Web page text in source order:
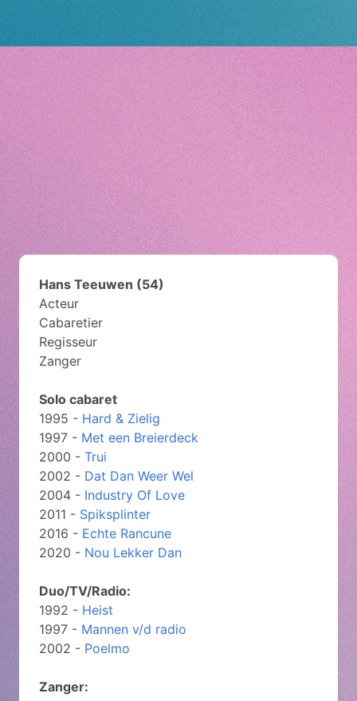
Hans Teeuwen (54)
Acteur
Cabaretier
Regisseur
Zanger
Solo cabaret
1995 - Hard & Zielig
1997 - Met een Breierdeck
2000 - Trui
2002 - Dat Dan Weer Wel
2004 - Industry Of Love
2011 - Spiksplinter
2016 - Echte Rancune
2020 - Nou Lekker Dan
Duo/TV/Radio:
1992 - Heist
1997 - Mannen v/d radio
2002 - Poelmo
Zanger: